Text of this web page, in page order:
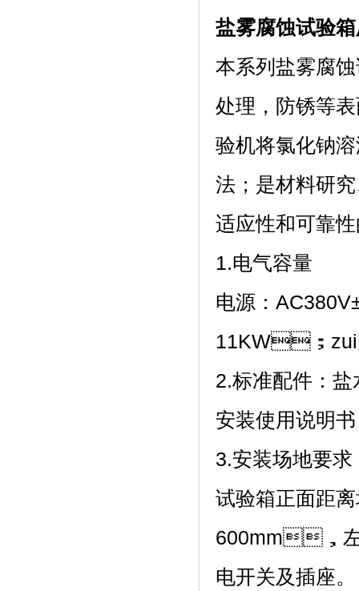
盐雾腐蚀试验
本系列盐雾腐蚀
处理，防锈等
验机将氯化钠溶
法；是材料研究
适应性和可靠性
1.电气容量
电源：
11KW；zui
2.标准配件：盐水
安装使用说明书
3.安装场地要求
试验箱正面距
600mm，
电开关及插座。